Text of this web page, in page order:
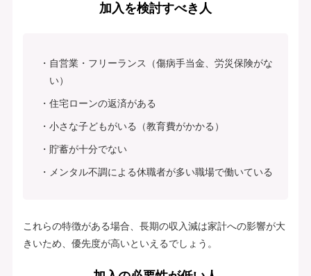
加入を検討すべき人
自営業・フリーランス（傷病手当金、労災保険がな
い）
住宅ローンの返済がある
小さな子どもがいる（教育費がかかる）
貯蓄が十分でない
メンタル不調による休職者が多い職場で働いている
これらの特徴がある場合、長期の収入減は家計への影響が大
きいため、優先度が高いといえるでしょう。